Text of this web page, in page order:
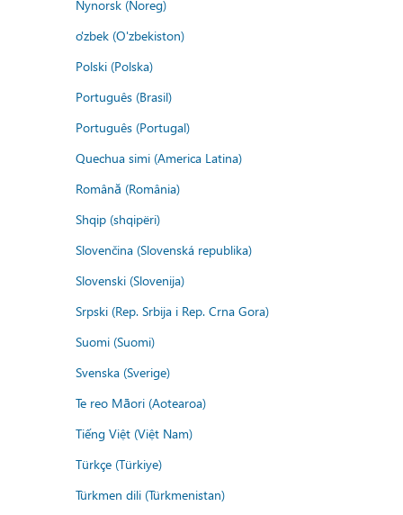
Nynorsk (Noreg)
o'zbek (O'zbekiston)
Polski (Polska)
Português (Brasil)
Português (Portugal)
Quechua simi (America Latina)
Română (România)
Shqip (shqipëri)
Slovenčina (Slovenská republika)
Slovenski (Slovenija)
Srpski (Rep. Srbija i Rep. Crna Gora)
Suomi (Suomi)
Svenska (Sverige)
Te reo Māori (Aotearoa)
Tiếng Việt (Việt Nam)
Türkçe (Türkiye)
Türkmen dili (Türkmenistan)